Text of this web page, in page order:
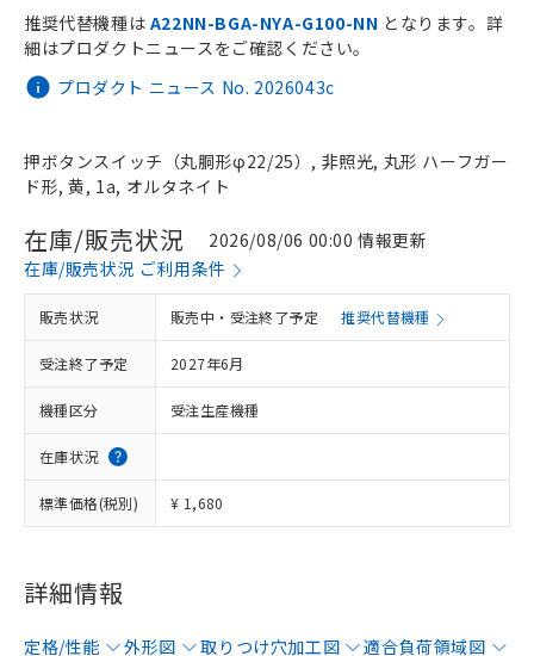
プロダクト ニュース No. 2026043c
推奨代替機種は A22NN-BGA-NYA-G100-NN となります。詳
細はプロダクトニュースをご確認ください。
押ボタンスイッチ（丸胴形φ22/25）, 非照光, 丸形 ハーフガー
ド形, 黄, 1a, オルタネイト
在庫/販売状況
2026/08/06 00:00 情報更新
在庫/販売状況 ご利用条件
販売状況 販売中・受注終了予定 推奨代替機種
受注終了予定 2027年6月
機種区分 受注生産機種
在庫状況
標準価格(税別) ¥ 1,680
詳細情報
定格/性能 外形図 取りつけ穴加工図
適合負荷領域図